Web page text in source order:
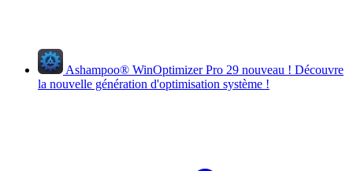
Ashampoo® WinOptimizer Pro 29 nouveau ! Découvre
la nouvelle génération d'optimisation système !